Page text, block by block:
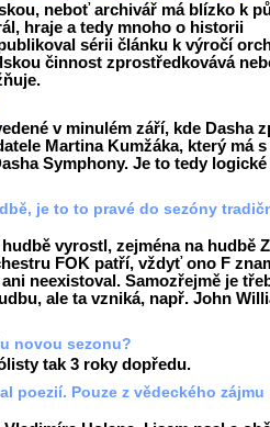
neboť archivář má blízko k
hraje a tedy mnoho o historii
sérii článku k výročí
činnost zprostředkovává
v minulém září, kde Dasha
Martina Kumžáka, který má s
Symphony. Je to tedy logické
je to to pravé do sezóny
vyrostl, zejména na hudbě
FOK patří, vždyť ono F
neexistoval. Samozřejmě je
ale ta vzniká, např. John
novou sezonu?
tak 3 roky dopředu.
poezií. Pouze z vědeckého zájmu